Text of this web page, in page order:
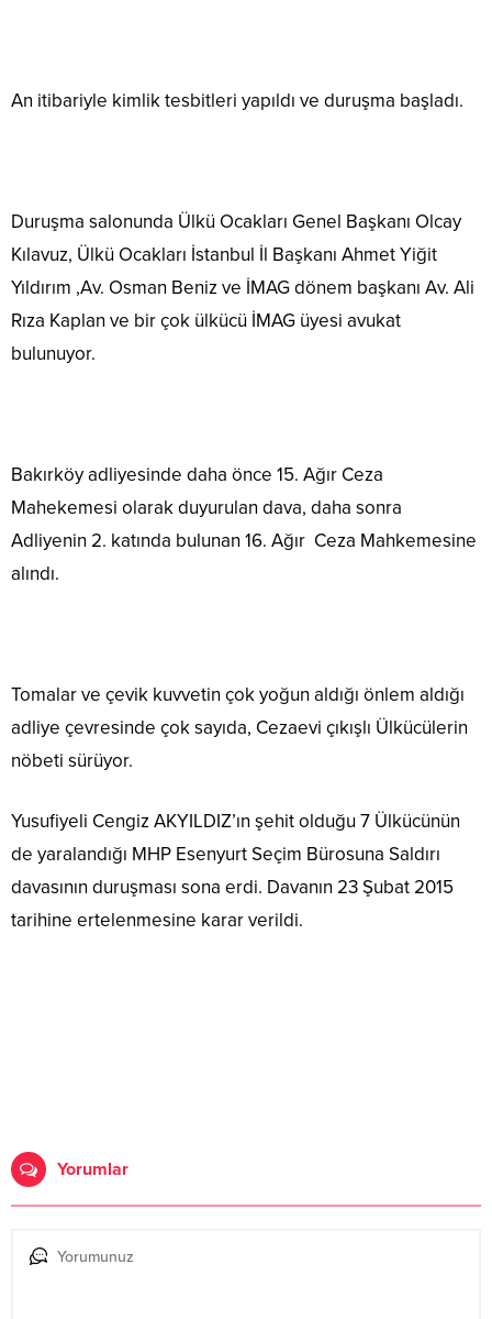
An itibariyle kimlik tesbitleri yapıldı ve duruşma başladı.
Duruşma salonunda Ülkü Ocakları Genel Başkanı Olcay
Kılavuz, Ülkü Ocakları İstanbul İl Başkanı Ahmet Yiğit
Yıldırım ,Av. Osman Beniz ve İMAG dönem başkanı Av. Ali
Rıza Kaplan ve bir çok ülkücü İMAG üyesi avukat
bulunuyor.
Bakırköy adliyesinde daha önce 15. Ağır Ceza
Mahekemesi olarak duyurulan dava, daha sonra
Adliyenin 2. katında bulunan 16. Ağır Ceza Mahkemesine
alındı.
Tomalar ve çevik kuvvetin çok yoğun aldığı önlem aldığı
adliye çevresinde çok sayıda, Cezaevi çıkışlı Ülkücülerin
nöbeti sürüyor.
Yusufiyeli Cengiz AKYILDIZ’ın şehit olduğu 7 Ülkücünün
de yaralandığı MHP Esenyurt Seçim Bürosuna Saldırı
davasının duruşması sona erdi. Davanın 23 Şubat 2015
tarihine ertelenmesine karar verildi.
Yorumlar